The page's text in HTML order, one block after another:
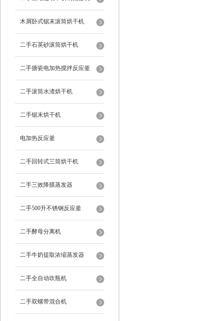
木屑卧式锯末滚筒烘干机
二手石英砂滚筒烘干机
二手搪瓷电加热搅拌反应釜
二手滚筒水渣烘干机
二手锯末烘干机
电加热反应釜
二手回转式三筒烘干机
二手三效降膜蒸发器
二手500升不锈钢反应釜
二手酵母分离机
二手牛奶提取浓缩蒸发器
二手全自动吹瓶机
二手双螺带混合机